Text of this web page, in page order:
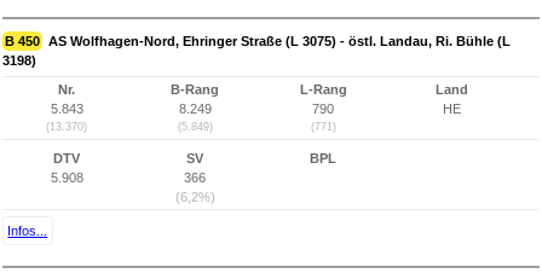
B 450 AS Wolfhagen-Nord, Ehringer Straße (L 3075) - östl. Landau, Ri. Bühle (L
3198)
Nr.
5.843
(13.370)
B-Rang
8.249
(5.849)
L-Rang
790
(771)
Land
HE
DTV
5.908
SV
366
(6,2%)
BPL
Infos...